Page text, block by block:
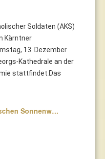
Soldaten (AKS)
Kärntner
13. Dezember
Kathedrale an der
stattfindet.Das
Sonnenw…